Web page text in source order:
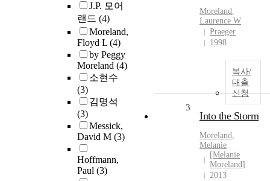
J.P. 모어
랜드 (4)
Moreland,
Floyd L (4)
by Peggy
Moreland (4)
소현수
(3)
김명석
(3)
Messick,
David M (3)
Hoffmann,
Paul (3)
Moreland,
Laurence W
Praeger
1998
복사/
대출
신청
3
Into the Storm
Moreland,
Melanie
[Melanie
Moreland]
2013